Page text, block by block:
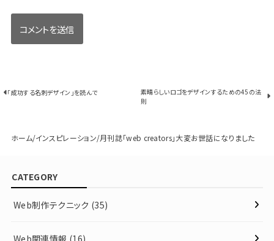
「成功する名刺デザイン」を読んで
素晴らしいロゴをデザインするための45の法
則
ホーム インスピレーション 月刊誌「web creators」大変お世話になりました
CATEGORY
Web制作テクニック (35)
Web関連情報 (16)